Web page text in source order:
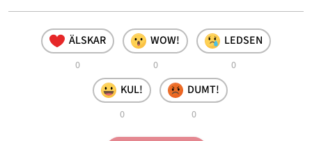
ÄLSKAR
0
WOW!
0
LEDSEN
0
KUL!
0
DUMT!
0